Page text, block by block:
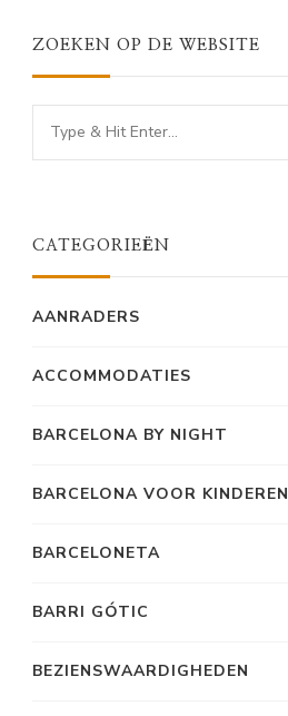
ZOEKEN OP DE WEBSITE
Looking
for
CATEGORIEËN
AANRADERS
ACCOMMODATIES
BARCELONA BY NIGHT
BARCELONA VOOR KINDEREN
BARCELONETA
BARRI GÓTIC
BEZIENSWAARDIGHEDEN